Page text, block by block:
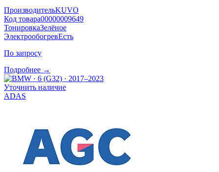
ПроизводительKUVO
Код товара00000009649
ТонировкаЗелёное
ЭлектрообогревЕсть
По запросу
Подробнее →
Уточнить наличие
ADAS